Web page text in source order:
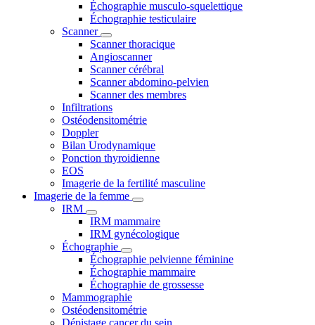
Échographie musculo-squelettique
Échographie testiculaire
Scanner
Scanner thoracique
Angioscanner
Scanner cérébral
Scanner abdomino-pelvien
Scanner des membres
Infiltrations
Ostéodensitométrie
Doppler
Bilan Urodynamique
Ponction thyroidienne
EOS
Imagerie de la fertilité masculine
Imagerie de la femme
IRM
IRM mammaire
IRM gynécologique
Échographie
Échographie pelvienne féminine
Échographie mammaire
Échographie de grossesse
Mammographie
Ostéodensitométrie
Dépistage cancer du sein